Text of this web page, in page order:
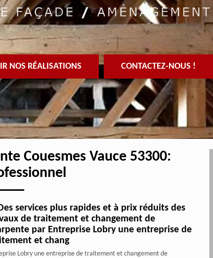
NOS RÉALISATIONS CONTACTEZ-NOUS !
Couesmes Vauce 53300:
services plus rapides et à prix réduits des
de traitement et changement de
par Entreprise Lobry une entreprise de
et chang
Lobry une entreprise de traitement et changement de